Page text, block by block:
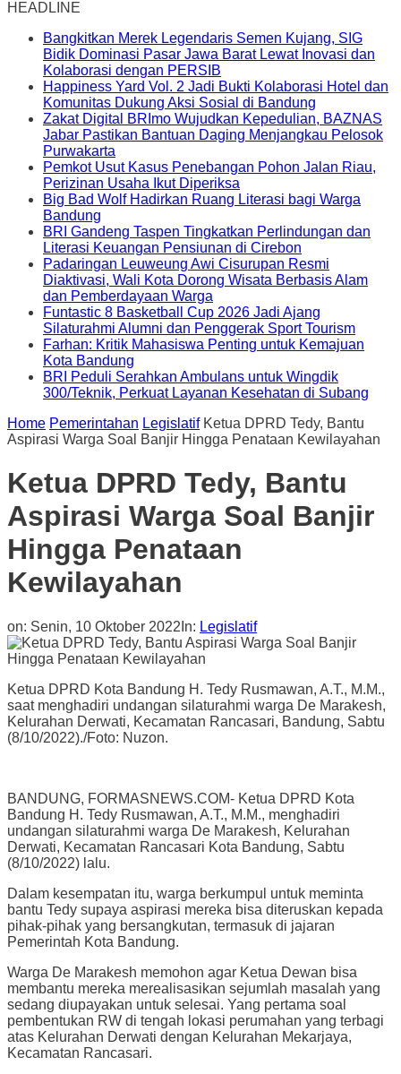
HEADLINE
Bangkitkan Merek Legendaris Semen Kujang, SIG
Bidik Dominasi Pasar Jawa Barat Lewat Inovasi dan
Kolaborasi dengan PERSIB
Happiness Yard Vol. 2 Jadi Bukti Kolaborasi Hotel dan
Komunitas Dukung Aksi Sosial di Bandung
Zakat Digital BRImo Wujudkan Kepedulian, BAZNAS
Jabar Pastikan Bantuan Daging Menjangkau Pelosok
Purwakarta
Pemkot Usut Kasus Penebangan Pohon Jalan Riau,
Perizinan Usaha Ikut Diperiksa
Big Bad Wolf Hadirkan Ruang Literasi bagi Warga
Bandung
BRI Gandeng Taspen Tingkatkan Perlindungan dan
Literasi Keuangan Pensiunan di Cirebon
Padaringan Leuweung Awi Cisurupan Resmi
Diaktivasi, Wali Kota Dorong Wisata Berbasis Alam
dan Pemberdayaan Warga
Funtastic 8 Basketball Cup 2026 Jadi Ajang
Silaturahmi Alumni dan Penggerak Sport Tourism
Farhan: Kritik Mahasiswa Penting untuk Kemajuan
Kota Bandung
BRI Peduli Serahkan Ambulans untuk Wingdik
300/Teknik, Perkuat Layanan Kesehatan di Subang
Home Pemerintahan Legislatif Ketua DPRD Tedy, Bantu
Aspirasi Warga Soal Banjir Hingga Penataan Kewilayahan
Ketua DPRD Tedy, Bantu
Aspirasi Warga Soal Banjir
Hingga Penataan
Kewilayahan
on: Senin, 10 Oktober 2022 In: Legislatif
Ketua DPRD Kota Bandung H. Tedy Rusmawan, A.T., M.M.,
saat menghadiri undangan silaturahmi warga De Marakesh,
Kelurahan Derwati, Kecamatan Rancasari, Bandung, Sabtu
(8/10/2022)./Foto: Nuzon.
BANDUNG, FORMASNEWS.COM- Ketua DPRD Kota
Bandung H. Tedy Rusmawan, A.T., M.M., menghadiri
undangan silaturahmi warga De Marakesh, Kelurahan
Derwati, Kecamatan Rancasari Kota Bandung, Sabtu
(8/10/2022) lalu.
Dalam kesempatan itu, warga berkumpul untuk meminta
bantu Tedy supaya aspirasi mereka bisa diteruskan kepada
pihak-pihak yang bersangkutan, termasuk di jajaran
Pemerintah Kota Bandung.
Warga De Marakesh memohon agar Ketua Dewan bisa
membantu mereka merealisasikan sejumlah masalah yang
sedang diupayakan untuk selesai. Yang pertama soal
pembentukan RW di tengah lokasi perumahan yang terbagi
atas Kelurahan Derwati dengan Kelurahan Mekarjaya,
Kecamatan Rancasari.